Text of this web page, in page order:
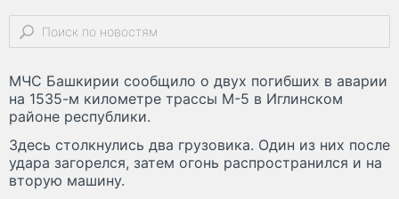
МЧС Башкирии сообщило о двух погибших в аварии
на 1535-м километре трассы М-5 в Иглинском
районе республики.
Здесь столкнулись два грузовика. Один из них после
удара загорелся, затем огонь распространился и на
вторую машину.